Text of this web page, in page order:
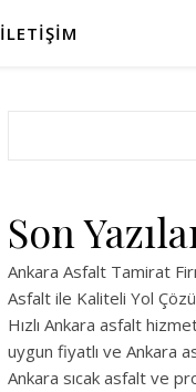
İLETIŞIM
Son
Ankara Asfalt Tamirat
Asfalt ile Kaliteli Yol
Hızlı Ankara asfalt
uygun fiyatlı ve Ankara
Ankara sıcak asfalt ve